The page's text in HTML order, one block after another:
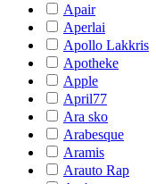
Apair
Aperlai
Apollo Lakkris
Apotheke
Apple
April77
Ara sko
Arabesque
Aramis
Arauto Rap